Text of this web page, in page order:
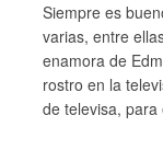
Siempre es
varias, entre
enamora de
rostro en la
de televisa,